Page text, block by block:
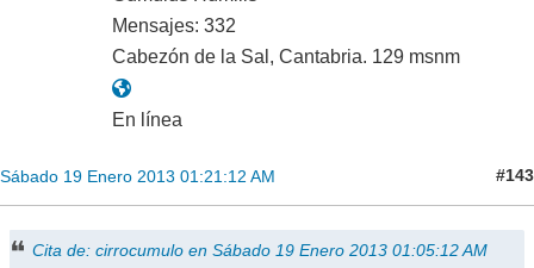
Mensajes: 332
Cabezón de la Sal, Cantabria. 129 msnm
En línea
Sábado 19 Enero 2013 01:21:12 AM #143
Cita de: cirrocumulo en Sábado 19 Enero 2013 01:05:12 AM